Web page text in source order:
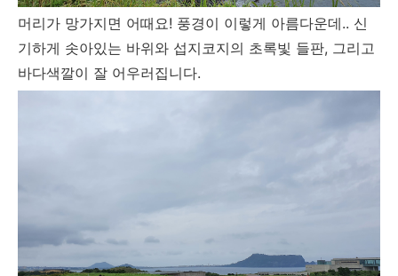
머리가 망가지면 어때요! 풍경이 이렇게 아름다운데.. 신
기하게 솟아있는 바위와 섭지코지의 초록빛 들판, 그리고
바다색깔이 잘 어우러집니다.